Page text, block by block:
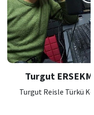
Turgut ERSEKMAN
Turgut Reisle Türkü Kervanı